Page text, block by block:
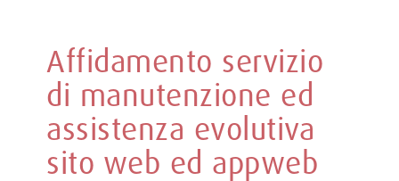
Affidamento servizio
di manutenzione ed
assistenza evolutiva
sito web ed appweb